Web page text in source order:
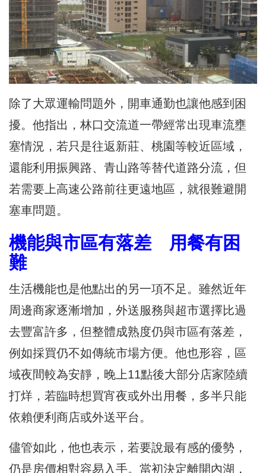
除了大眾運輸問題外，開車通勤也讓他感到困
擾。他指出，林口交流道一帶經常出現車流壅
塞情況，若只是往返新莊、桃園等較近區域，
還能利用振興路、青山路等替代道路分流，但
若需要上高速公路前往更遠地區，就很難避開
塞車問題。
機能與市區有落差 用餐有困
難
生活機能也是他點出的另一項不足。雖然近年
周邊商家逐漸增加，外送服務與超市選擇比過
去豐富許多，但整體成熟度仍與市區有落差，
例如採買仍不如傳統市場方便。他也形容，區
域夜間較為安靜，晚上11點後大部分店家陸續
打烊，若臨時想買宵夜或外出用餐，多半只能
依賴便利商店或外送平台。
儘管如此，他也表示，若要說最有感的優勢，
仍是房價相對容易入手。當初決定離開內湖，